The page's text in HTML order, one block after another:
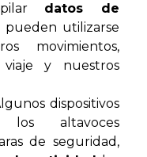
datos de
pueden utilizarse
movimientos,
y nuestros
dispositivos
los altavoces
de seguridad,